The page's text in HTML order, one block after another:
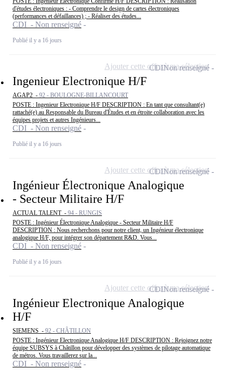
d'études électroniques : - Comprendre le design de cartes électroniques
(performances et défaillances) ; - Réaliser des études...
CDI - Non renseigné
Publié il y a 16 jours
Ingenieur Electronique H/F
AGAP2 - 92 - BOULOGNE-BILLANCOURT
POSTE : Ingenieur Electronique H/F DESCRIPTION : En tant que consultant(e)
rattaché(e) au Responsable du Bureau d'Études et en étroite collaboration avec les
équipes projets et autres Ingénieurs...
CDI - Non renseigné
Publié il y a 16 jours
CDINon renseigné
Ajouter cette offre à ma sélection
Ingénieur Électronique Analogique
- Secteur Militaire H/F
ACTUAL TALENT - 94 - RUNGIS
POSTE : Ingénieur Électronique Analogique - Secteur Militaire H/F
DESCRIPTION : Nous recherchons pour notre client, un Ingénieur électronique
analogique H/F, pour intégrer son département R&D. Vous...
CDI - Non renseigné
Publié il y a 16 jours
CDINon renseigné
Ajouter cette offre à ma sélection
Ingénieur Electronique Analogique
H/F
SIEMENS - 92 - CHÂTILLON
POSTE : Ingénieur Electronique Analogique H/F DESCRIPTION : Rejoignez notre
équipe SUBSYS à Châtillon pour développer des systèmes de pilotage automatique
de métros. Vous travaillerez sur la...
CDI - Non renseigné
CDINon renseigné
Ajouter cette offre à ma sélection